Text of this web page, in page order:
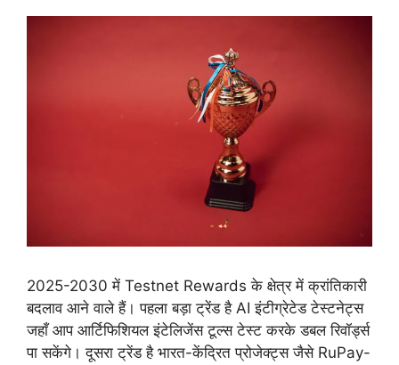
2025-2030 में Testnet Rewards के क्षेत्र में क्रांतिकारी
बदलाव आने वाले हैं। पहला बड़ा ट्रेंड है AI इंटीग्रेटेड टेस्टनेट्स
जहाँ आप आर्टिफिशियल इंटेलिजेंस टूल्स टेस्ट करके डबल रिवॉर्ड्स
पा सकेंगे। दूसरा ट्रेंड है भारत-केंद्रित प्रोजेक्ट्स जैसे RuPay-